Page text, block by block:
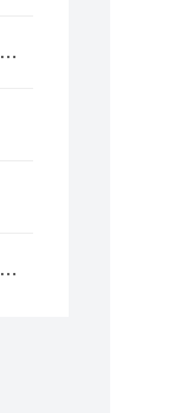
砂浆含气量测定仪技术参数与操作规程
高低温试验箱使用过程中出现故障如何排除